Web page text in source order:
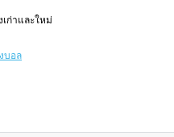
ก่าและใหม่
บอล